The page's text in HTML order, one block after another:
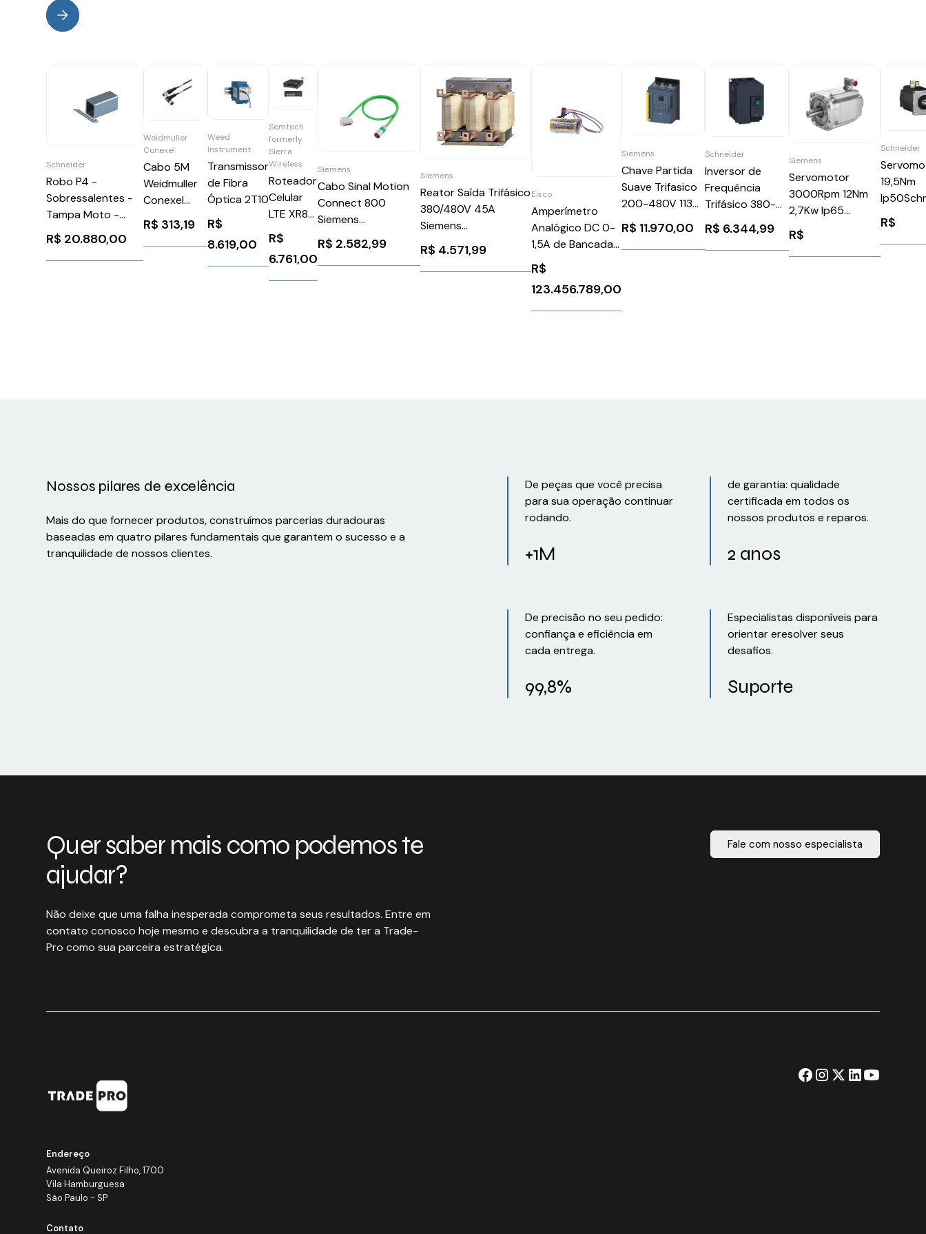
Schneider
Robo P4 -
Sobressalentes -
Tampa Moto -
Schneider
VRKP4YYYYY00001
R$ 20.880,00
Weidmuller
Conexel
Cabo 5M
Weidmuller
Conexel
1021740500
R$ 313,19
Weed
Instrument
Transmissor
de Fibra
Óptica 2T10
R$
8.619,00
Semtech
formerly
Sierra
Wireless
Roteador
Celular
LTE XR80
XR80-
LTE-NA
R$
6.761,00
Siemens
Cabo Sinal Motion
Connect 800
Siemens
6FX80022EQ101BD0
R$ 2.582,99
Siemens
Reator Saída Trifásico
380/480V 45A
Siemens
6SE64003TC038DD0
R$ 4.571,99
Eisco
Amperímetro
Analógico DC 0-
1,5A de Bancada
Eisco EDM-80
R$
123.456.789,00
Siemens
Chave Partida
Suave Trifasico
200-480V 113A
24Vca/Vcc
3RW55342HF04
Siemens
R$ 11.970,00
Schneider
Inversor de
Frequência
Trifásico 380-
480V 17A 10CV
ATV320U75N4C
Schneider
R$ 6.344,99
Siemens
Servomotor
3000Rpm 12Nm
2,7Kw Ip65
1FK70812AF711QA1
Siemens 91541
R$
Schneider
19,5Nm
R$
Nossos pilares de excelência
Mais do que fornecer produtos, construímos parcerias duradouras
baseadas em quatro pilares fundamentais que garantem o sucesso e a
tranquilidade de nossos clientes.
De peças que você precisa
para sua operação continuar
rodando.
+1M
de garantia: qualidade
certificada em todos os
nossos produtos e reparos.
2 anos
De precisão no seu pedido:
confiança e eficiência em
cada entrega.
99,8%
Especialistas disponíveis para
orientar eresolver seus
desafios.
Suporte
Quer saber mais como podemos te
ajudar?
Não deixe que uma falha inesperada comprometa seus resultados. Entre em
contato conosco hoje mesmo e descubra a tranquilidade de ter a Trade-
Pro como sua parceira estratégica.
Fale com nosso especialista
Endereço
Avenida Queiroz Filho, 1700
Vila Hamburguesa
São Paulo - SP
Contato